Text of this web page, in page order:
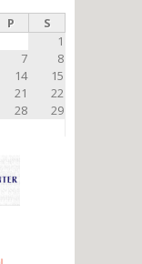
P
S
1
7
8
14
15
21
22
28
29